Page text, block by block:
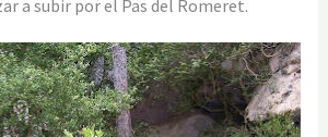
a subir por el Pas del Romeret.